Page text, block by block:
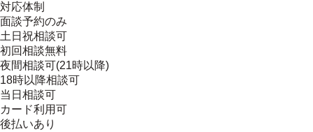
対応体制
面談予約のみ
土日祝相談可
初回相談無料
夜間相談可(21時以降)
18時以降相談可
当日相談可
カード利用可
後払いあり